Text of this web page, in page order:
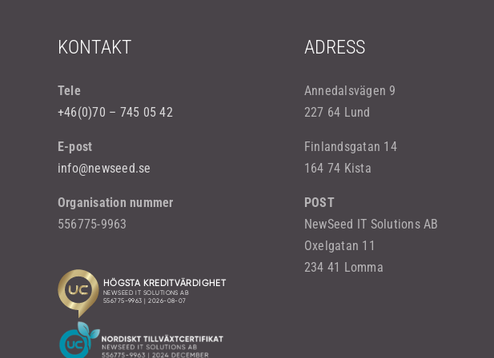
KONTAKT
Tele
+46(0)70 – 745 05 42
E-post
info@newseed.se
Organisation nummer
556775-9963
ADRESS
Annedalsvägen 9
227 64 Lund
Finlandsgatan 14
164 74 Kista
POST
NewSeed IT Solutions AB
Oxelgatan 11
234 41 Lomma